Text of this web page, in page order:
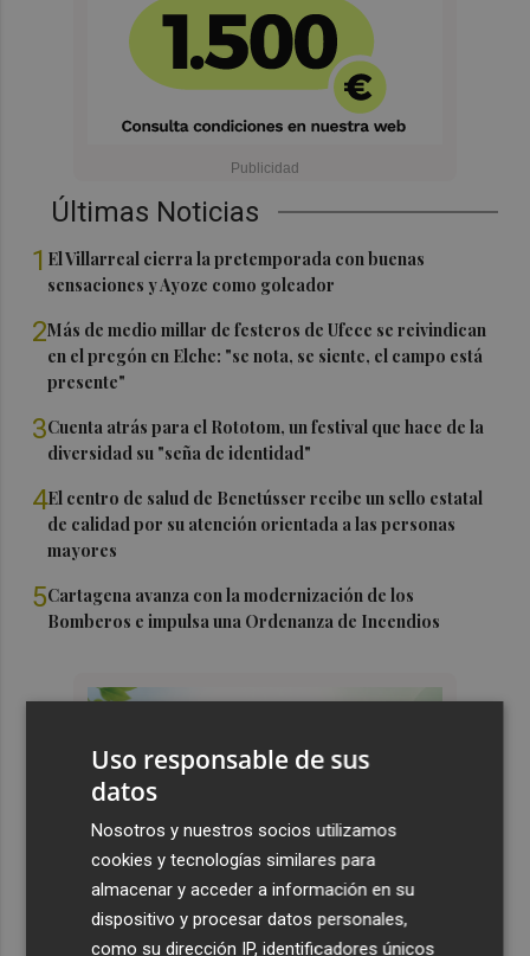
Últimas Noticias
1 El Villarreal cierra la pretemporada con buenas
sensaciones y Ayoze como goleador
2Más de medio millar de festeros de Ufece se reivindican
en el pregón en Elche: "se nota, se siente, el campo está
presente"
3Cuenta atrás para el Rototom, un festival que hace de la
diversidad su "seña de identidad"
4El centro de salud de Benetússer recibe un sello estatal
de calidad por su atención orientada a las personas
mayores
5Cartagena avanza con la modernización de los
Bomberos e impulsa una Ordenanza de Incendios
Uso responsable de sus
datos
Nosotros y nuestros socios utilizamos
cookies y tecnologías similares para
almacenar y acceder a información en su
dispositivo y procesar datos personales,
como su dirección IP, identificadores únicos